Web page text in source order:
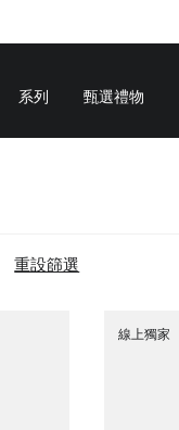
系列 甄選禮物
重設篩選
線上獨家